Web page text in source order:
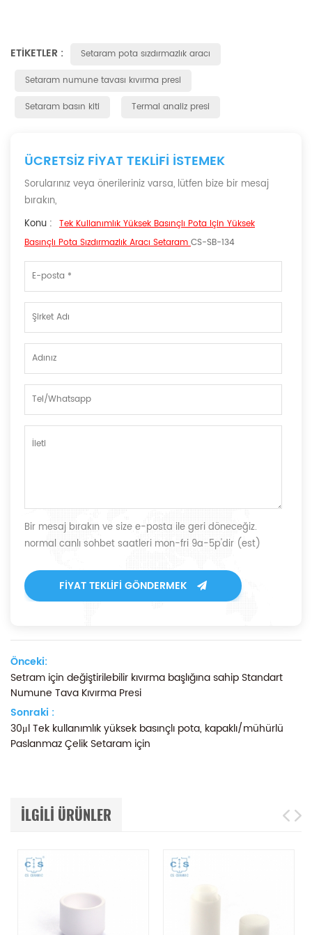
ETIKETLER :
Setaram pota sızdırmazlık aracı
Setaram numune tavası kıvırma presi
Setaram basın kiti
Termal analiz presi
ÜCRETSIZ FIYAT TEKLIFI ISTEMEK
Sorularınız veya önerileriniz varsa, lütfen bize bir mesaj
bırakın,
Konu : Tek Kullanımlık Yüksek Basınçlı Pota Için Yüksek
Basınçlı Pota Sızdırmazlık Aracı SetaramCS-SB-134
Bir mesaj bırakın ve size e-posta ile geri döneceğiz.
normal canlı sohbet saatleri mon-fri 9a-5p'dir (est)
FIYAT TEKLIFI GÖNDERMEK
Önceki:
Setram için değiştirilebilir kıvırma başlığına sahip Standart
Numune Tava Kıvırma Presi
Sonraki :
30μl Tek kullanımlık yüksek basınçlı pota, kapaklı/mühürlü
Paslanmaz Çelik Setaram için
ILGILI ÜRÜNLER